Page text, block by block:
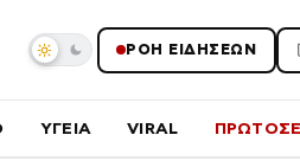
ΡΟΗ ΕΙΔΗΣΕΩΝ
ΥΓΕΙΑ VIRAL